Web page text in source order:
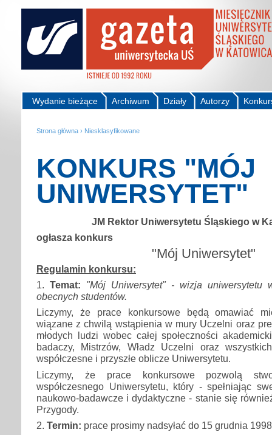
Autorzy
Działy
Archiwum
Wydanie bieżące
Strona główna › Niesklasyfikowane
KONKURS "MÓJ
UNIWERSYTET"
JM Rektor Uniwersytetu Śląskiego w
ogłasza konkurs
"Mój Uniwersytet"
Regulamin konkursu:
1. Temat: "Mój Uniwersytet" - wizja uniwersytetu
obecnych studentów.
Liczymy, że prace konkursowe będą omawiać
wiązane z chwilą wstąpienia w mury Uczelni oraz
młodych ludzi wobec całej społeczności
badaczy, Mistrzów, Władz Uczelni oraz
współczesne i przyszłe oblicze Uniwersytetu.
Liczymy, że prace konkursowe pozwolą
współczesnego Uniwersytetu, który - spełniając
naukowo-badawcze i dydaktyczne - stanie się
Przygody.
2. Termin: prace prosimy nadsyłać do 15 grudnia